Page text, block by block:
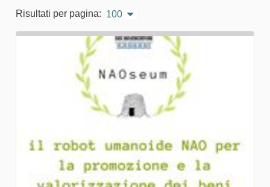
Risultati per pagina: 100